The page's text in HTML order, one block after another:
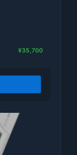
¥35,700